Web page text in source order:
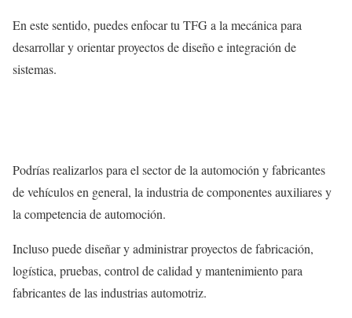
En este sentido, puedes enfocar tu TFG a la mecánica para
desarrollar y orientar proyectos de diseño e integración de
sistemas.
Podrías realizarlos para el sector de la automoción y fabricantes
de vehículos en general, la industria de componentes auxiliares y
la competencia de automoción.
Incluso puede diseñar y administrar proyectos de fabricación,
logística, pruebas, control de calidad y mantenimiento para
fabricantes de las industrias automotriz.